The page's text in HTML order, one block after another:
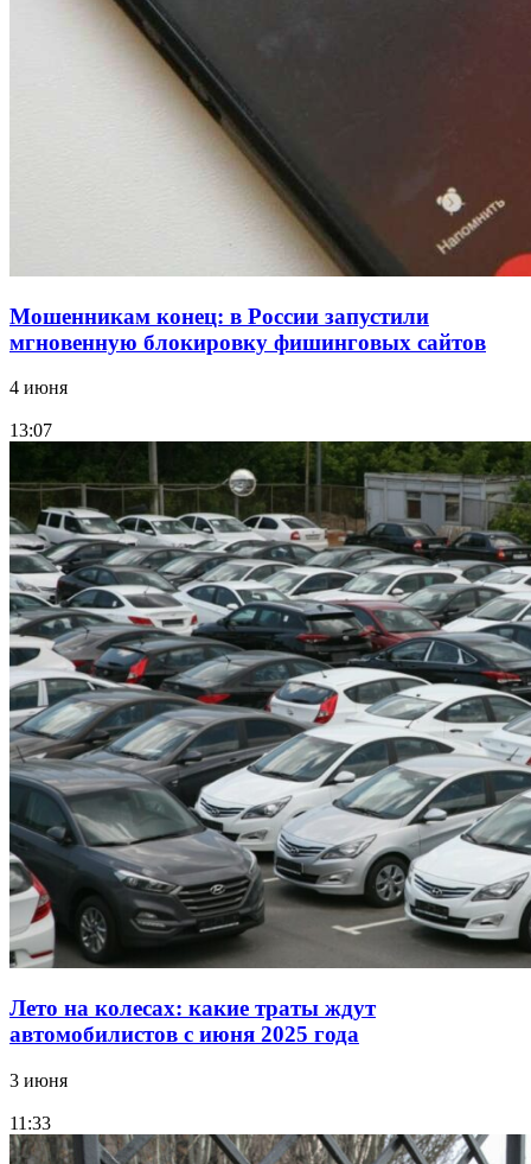
Волгоградские компании нарастили экспорт:
заключены контракты на 3,6 млн долларов
Мошенникам конец: в России запустили
мгновенную блокировку фишинговых сайтов
4 июня
13:07
Лето на колесах: какие траты ждут
автомобилистов с июня 2025 года
3 июня
11:33